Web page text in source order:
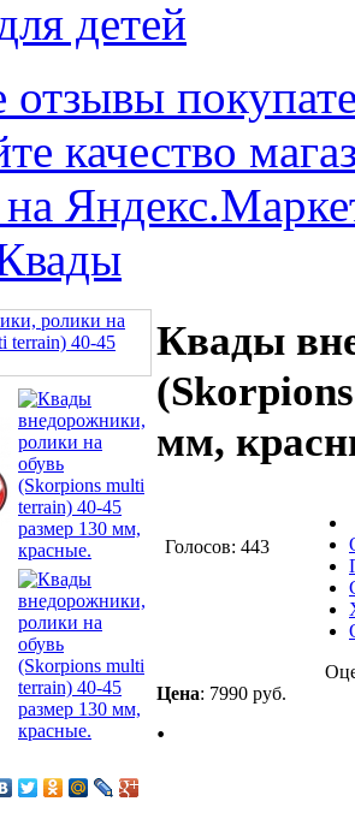
детей
Квады
мм,
Голосов: 443
Цена: 7990 руб.
.